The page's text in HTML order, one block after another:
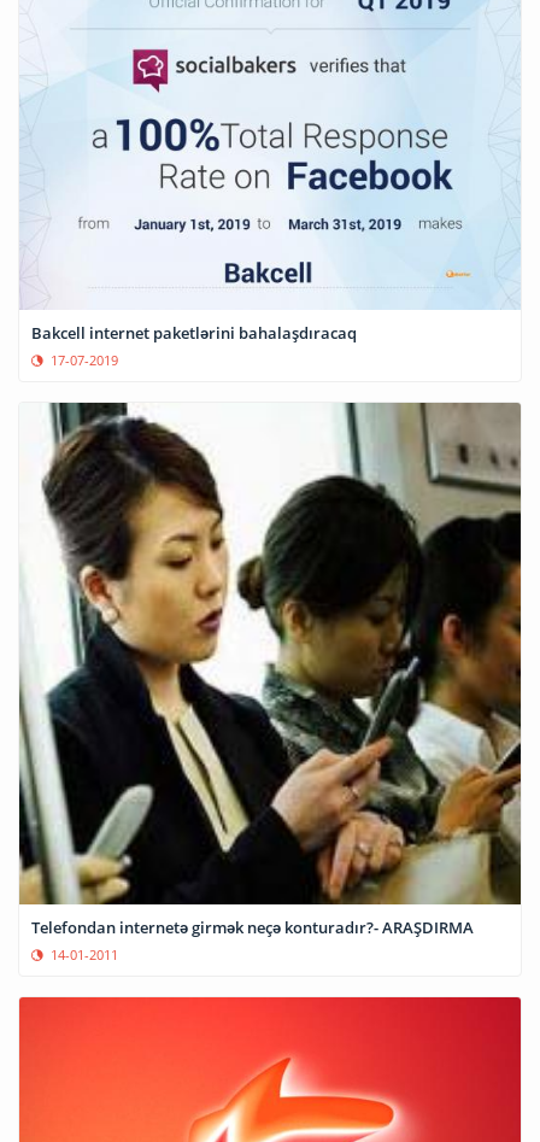
Bakcell internet paketlərini bahalaşdıracaq
17-07-2019
Telefondan internetə girmək neçə konturadır?- ARAŞDIRMA
14-01-2011